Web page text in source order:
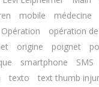
mobile
médecine
Opération
opération
origine poignet
smartphone SMS
texto
text thumb